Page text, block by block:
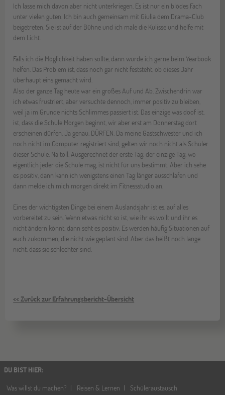
Ich lasse mich davon aber nicht unterkriegen. Es ist nur ein blödes Fach
unter vielen guten. Ich bin auch gemeinsam mit Giulia dem Drama-Club
beigetreten. Sie ist auf der Bühne und ich male die Kulisse und helfe mit
dem Licht.
Falls ich die Möglichkeit haben sollte, dann würde ich gerne beim Yearbook
helfen. Das Problem ist, dass noch gar nicht feststeht, ob dieses Jahr
überhaupt eins gemacht wird.
Also der ganze Tag heute war ein großes Auf und Ab. Zwischendrin war
ich etwas frustriert, aber versuchte dennoch, immer positiv zu bleiben,
weil ja im Grunde nichts Schlimmes passiert ist. Das einzige was doof ist,
ist, dass die Schule Morgen beginnt, wir aber erst am Donnerstag dort
erscheinen dürfen. Ja genau, DÜRFEN. Da meine Gastschwester und ich
noch nicht im Computer registriert sind, gelten wir noch nicht als Schüler
dieser Schule. Na toll. Ausgerechnet der erste Tag, der einzige Tag, wo
eigentlich jeder die Schule mag, ist nicht für uns bestimmt. Aber ich sehe
es positiv, dann kann ich wenigstens einen Tag länger ausschlafen und
dann melde ich mich morgen direkt im Fitnessstudio an.
Eines der wichtigsten Dinge bei einem Auslandsjahr ist es, auf alles
vorbereitet zu sein. Wenn etwas nicht so ist, wie ihr es wollt und ihr es
nicht ändern könnt, dann seht es positiv. Es werden häufig Situationen auf
euch zukommen, die nicht wie geplant sind. Aber das heißt noch lange
nicht, dass sie schlechter sind.
<< Zurück zur Erfahrungsbericht-Übersicht
DU BIST HIER:
Was willst du machen?
Reisen & Lernen
Schüleraustausch